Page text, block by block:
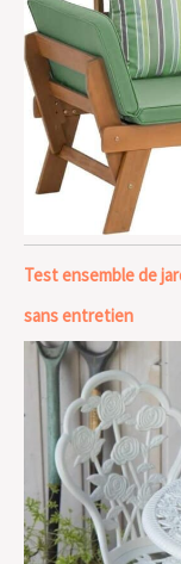
Test ensemble de
sans entretien